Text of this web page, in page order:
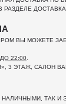
ВЫ МОЖЕТЕ
22:00.
3 ЭТАЖ, САЛОН
ТАК И